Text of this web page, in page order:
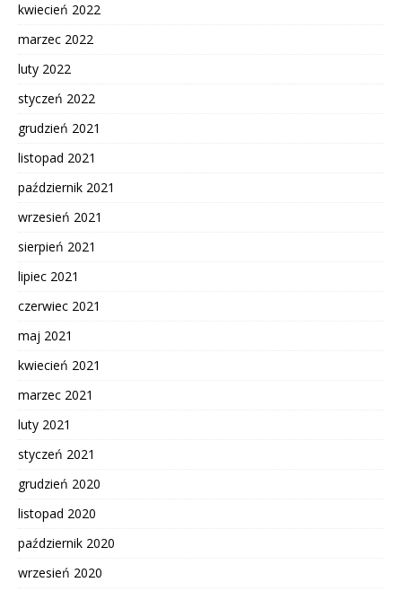
kwiecień 2022
marzec 2022
luty 2022
styczeń 2022
grudzień 2021
listopad 2021
październik 2021
wrzesień 2021
sierpień 2021
lipiec 2021
czerwiec 2021
maj 2021
kwiecień 2021
marzec 2021
luty 2021
styczeń 2021
grudzień 2020
listopad 2020
październik 2020
wrzesień 2020